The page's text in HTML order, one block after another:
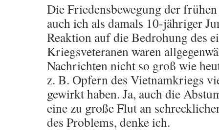
Die Friedensbewegung der
auch ich als damals 10-jähriger
Reaktion auf die Bedrohung des
Kriegsveteranen waren
Nachrichten nicht so groß wie
z. B. Opfern des Vietnamkriegs
gewirkt haben. Ja, auch die
eine zu große Flut an
des Problems, denke ich.